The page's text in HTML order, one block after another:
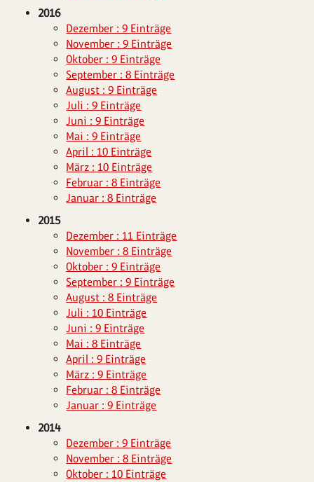
2016
Dezember : 9 Einträge
November : 9 Einträge
Oktober : 9 Einträge
September : 8 Einträge
August : 9 Einträge
Juli : 9 Einträge
Juni : 9 Einträge
Mai : 9 Einträge
April : 10 Einträge
März : 10 Einträge
Februar : 8 Einträge
Januar : 8 Einträge
2015
Dezember : 11 Einträge
November : 8 Einträge
Oktober : 9 Einträge
September : 9 Einträge
August : 8 Einträge
Juli : 10 Einträge
Juni : 9 Einträge
Mai : 8 Einträge
April : 9 Einträge
März : 9 Einträge
Februar : 8 Einträge
Januar : 9 Einträge
2014
Dezember : 9 Einträge
November : 8 Einträge
Oktober : 10 Einträge